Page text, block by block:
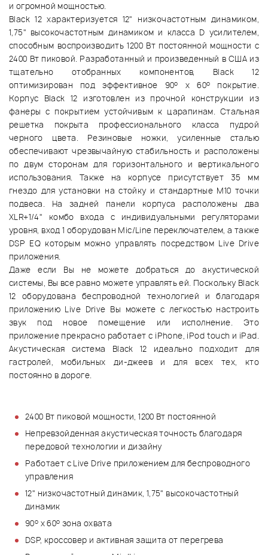
и огромной мощностью.
Black 12 характеризуется 12" низкочастотным динамиком,
1,75" высокочастотным динамиком и класса D усилителем,
способным воспроизводить 1200 Вт постоянной мощности с
2400 Вт пиковой. Разработанный и произведенный в США из
тщательно отобранных компонентов, Black 12
оптимизирован под эффективное 90о х 60о
покрытие.
Корпус Black 12 изготовлен из прочной конструкции из
фанеры с покрытием устойчивым к царапинам. Стальная
решетка покрыта профессионального класса пудрой
черного цвета. Резиновые ножки, усиленные сталью
обеспечивают чрезвычайную стабильность и расположены
по двум сторонам для горизонтального и вертикального
использования. Также на корпусе присутствует 35 мм
гнездо для установки на стойку и стандартные М10 точки
подвеса. На задней панели корпуса расположены два
XLR+1/4" комбо входа с индивидуальными регуляторами
уровня, вход 1 оборудован Mic/Line переключателем, а также
DSP EQ которым можно управлять посредством Live Drive
приложения.
Даже если Вы не можете добраться до акустической
системы, Вы все равно можете управлять ей. Поскольку Black
12 оборудована беспроводной технологией и благодаря
приложению Live Drive Вы можете с легкостью настроить
звук под новое помещение или исполнение. Это
приложение прекрасно работает с iPhone, iPod touch и iPad.
Акустическая система Black 12 идеально подходит для
гастролей, мобильных ди-джеев и для всех тех, кто
постоянно в дороге.
2400 Вт пиковой мощности, 1200 Вт постоянной
Непревзойденная акустическая точность благодаря
передовой технологии и дизайну
Работает с Live Drive приложением для беспроводного
управления
12" низкочастотный динамик, 1,75" высокочастотный
динамик
90о х 60о зона охвата
DSP, кроссовер и активная защита от перегрева